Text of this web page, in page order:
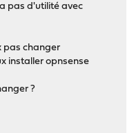
pas d'utilité avec
pas changer
installer opnsense
?